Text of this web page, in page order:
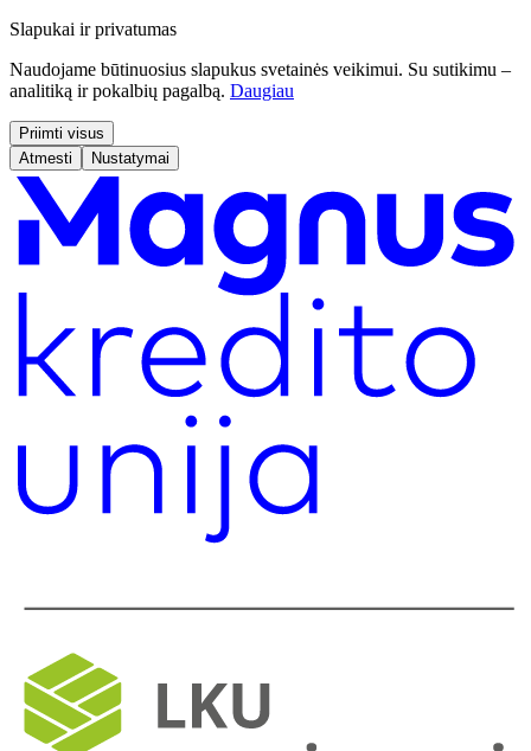
Slapukai ir privatumas
Naudojame būtinuosius slapukus svetainės veikimui. Su sutikimu –
analitiką ir pokalbių pagalbą. Daugiau
Priimti visus
Atmesti
Nustatymai